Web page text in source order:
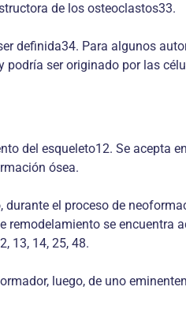
de los osteoclastos33.
definida34. Para algunos
ser originado por las
del esqueleto12. Se acepta
ósea.
el proceso de
se encuentra
13, 14, 25, 48.
luego, de uno